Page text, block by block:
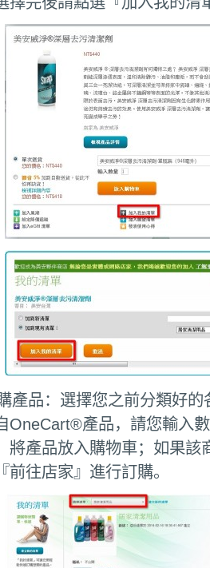
產品：選擇您之前分類好的
OneCart®產品，請您輸入
將產品放入購物車；如果該
前往店家』進行訂購。